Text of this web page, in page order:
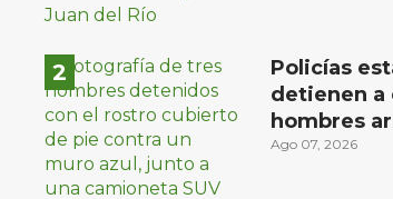
Policías
detienen a
hombres
en Puebla
Ago 07, 2026